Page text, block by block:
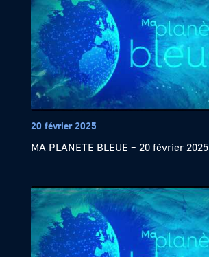
20 février 2025
MA PLANETE BLEUE – 20 février 2025